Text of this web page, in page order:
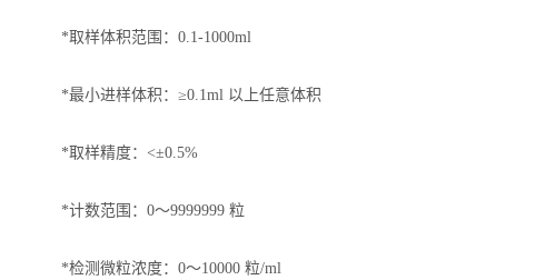
*取样体积范围：0.1-1000ml
*最小进样体积：≥0.1ml 以上任意体积
*取样精度：<±0.5%
*计数范围：0～9999999 粒
*检测微粒浓度：0～10000 粒/ml